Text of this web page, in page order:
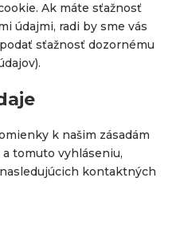
Ak máte sťažnosť
údajmi, radi by sme vás
sťažnosť dozornému
k našim zásadám
tomuto vyhláseniu,
kontaktných